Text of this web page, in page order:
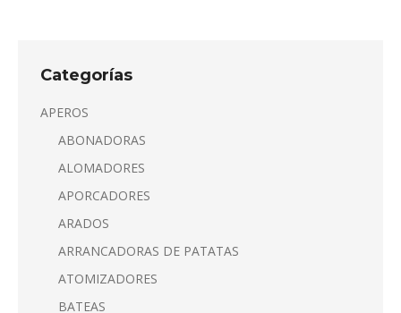
Categorías
APEROS
ABONADORAS
ALOMADORES
APORCADORES
ARADOS
ARRANCADORAS DE PATATAS
ATOMIZADORES
BATEAS